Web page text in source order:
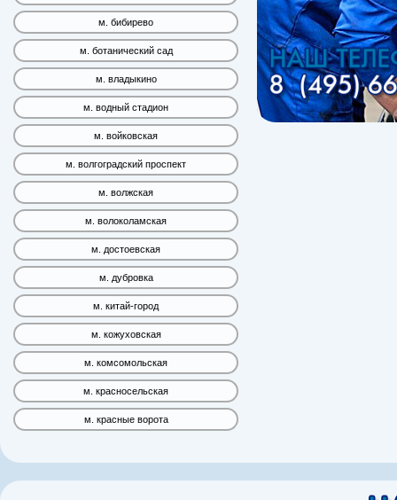
м. бибирево
м. ботанический сад
м. владыкино
м. водный стадион
м. войковская
м. волгоградский проспект
м. волжская
м. волоколамская
м. достоевская
м. дубровка
м. китай-город
м. кожуховская
м. комсомольская
м. красносельская
м. красные ворота